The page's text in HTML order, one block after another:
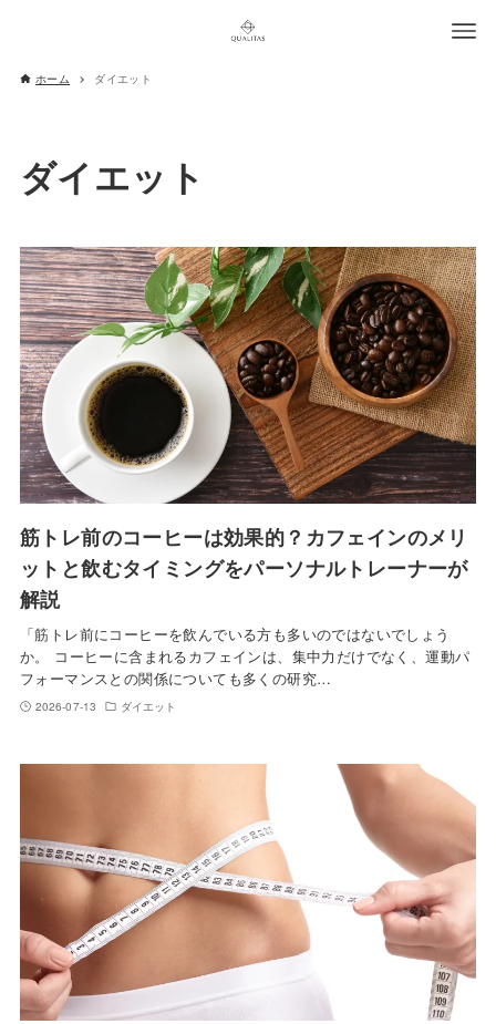
ホーム ダイエット
ダイエット
筋トレ前のコーヒーは効果的？カフェインのメリ
ットと飲むタイミングをパーソナルトレーナーが
解説
「筋トレ前にコーヒーを飲んでいる方も多いのではないでしょう
か。 コーヒーに含まれるカフェインは、集中力だけでなく、運動パ
フォーマンスとの関係についても多くの研究…
2026-07-13 ダイエット